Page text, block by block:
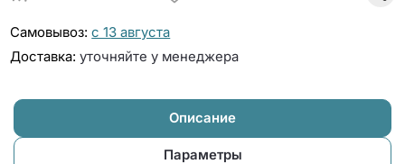
Самовывоз: с 13 августа
Доставка: уточняйте у менеджера
Описание
Параметры